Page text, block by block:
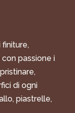
finiture,
passione i
di ogni
piastrelle,